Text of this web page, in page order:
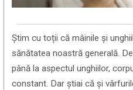
Știm cu toții că mâinile și
sănătatea noastră generală.
până la aspectul unghiilor,
constant. Dar știai că și